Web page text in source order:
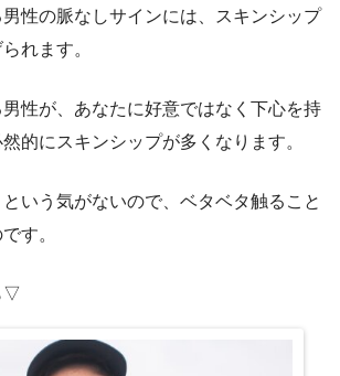
性の脈なしサインには、スキンシップ
れます。
性が、あなたに好意ではなく下心を持
的にスキンシップが多くなります。
いう気がないので、ベタベタ触ること
す。
▽